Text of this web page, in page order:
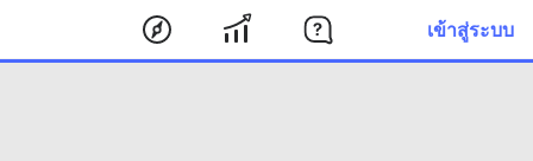
เข้าสู่ระบบ